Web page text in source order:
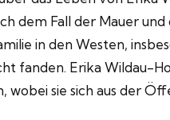
dem Fall der Mauer
in den Westen,
fanden. Erika Wildau-
wobei sie sich aus der